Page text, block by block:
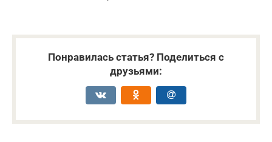
Понравилась статья? Поделиться с
друзьями: